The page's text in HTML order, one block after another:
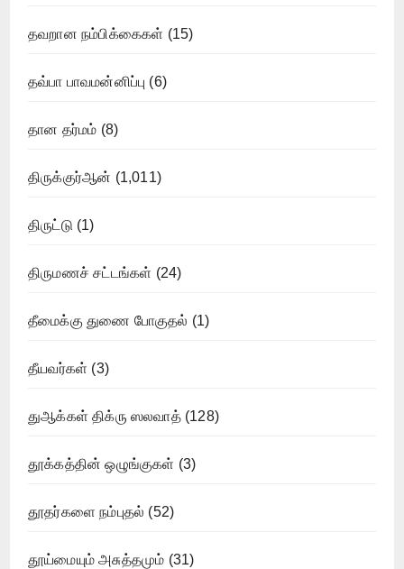
தவறான நம்பிக்கைகள் (15)
தவ்பா பாவமன்னிப்பு (6)
தான தர்மம் (8)
திருக்குர்ஆன் (1,011)
திருட்டு (1)
திருமணச் சட்டங்கள் (24)
தீமைக்கு துணை போகுதல் (1)
தீயவர்கள் (3)
துஆக்கள் திக்ரு ஸலவாத்(128)
தூக்கத்தின் ஒழுங்குகள் (3)
தூதர்களை நம்புதல் (52)
தூய்மையும் அசுத்தமும் (31)